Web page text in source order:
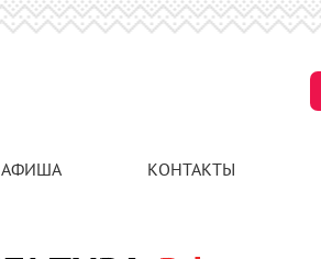
АФИША КОНТАКТЫ